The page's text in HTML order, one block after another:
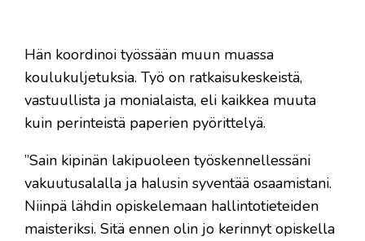
Hän koordinoi työssään muun muassa
koulukuljetuksia. Työ on ratkaisukeskeistä,
vastuullista ja monialaista, eli kaikkea muuta
kuin perinteistä paperien pyörittelyä.
”Sain kipinän lakipuoleen työskennellessäni
vakuutusalalla ja halusin syventää osaamistani.
Niinpä lähdin opiskelemaan hallintotieteiden
maisteriksi. Sitä ennen olin jo kerinnyt opiskella